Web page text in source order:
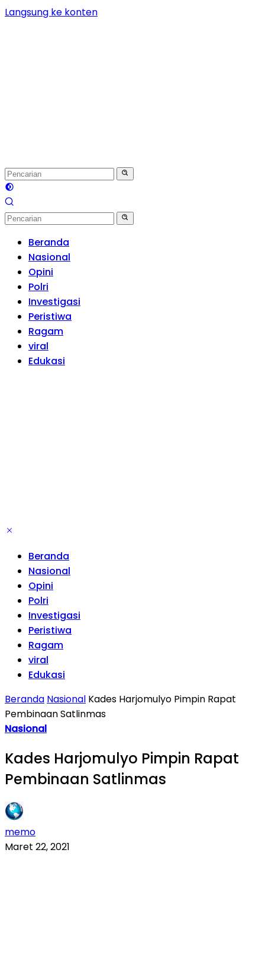
Langsung ke konten
Beranda
Nasional
Opini
Polri
Investigasi
Peristiwa
Ragam
viral
Edukasi
Beranda
Nasional
Opini
Polri
Investigasi
Peristiwa
Ragam
viral
Edukasi
Beranda Nasional Kades Harjomulyo Pimpin Rapat
Pembinaan Satlinmas
Nasional
Kades Harjomulyo Pimpin Rapat
Pembinaan Satlinmas
memo
Maret 22, 2021